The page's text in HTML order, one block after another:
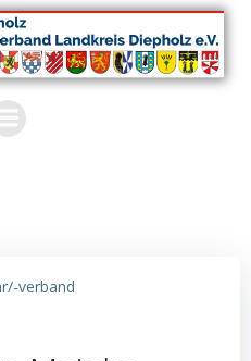
Zum
Inhalt
springen
verband